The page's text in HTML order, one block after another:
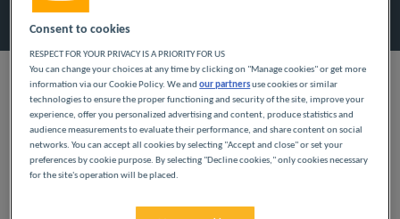
Situé à proximité du centre de Rungis, notre hôtel vous
permettra de déguster un petit déjeuner savoureux et à
volonté. Dès votre arrivée, vous pourrez stationner votre
chambre, vous pourrez naviguer grâce à la connexion wifi
Consent to cookies
RESPECT FOR YOUR PRIVACY IS A PRIORITY FOR US
You can change your choices at any time by clicking on "Manage cookies" or get more
information via our Cookie Policy. We andour partnersuse cookies or similar
technologies to ensure the proper functioning and security of the site, improve your
experience, offer you personalized advertising and content, produce statistics and
audience measurements to evaluate their performance, and share content on social
networks. You can accept all cookies by selecting "Accept and close" or set your
preferences by cookie purpose. By selecting "Decline cookies," only cookies necessary
for the site's operation will be placed.